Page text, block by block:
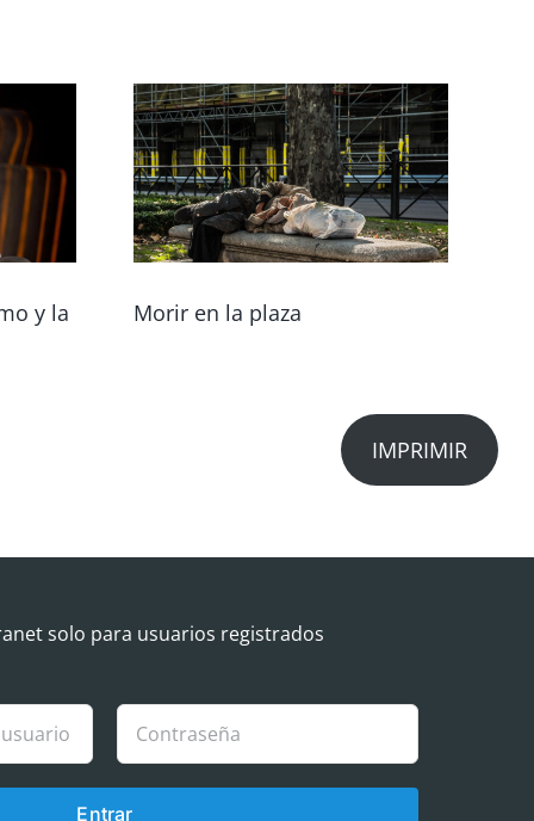
y la Morir en la plaza
IMPRIMIR
solo para usuarios registrados
Entrar